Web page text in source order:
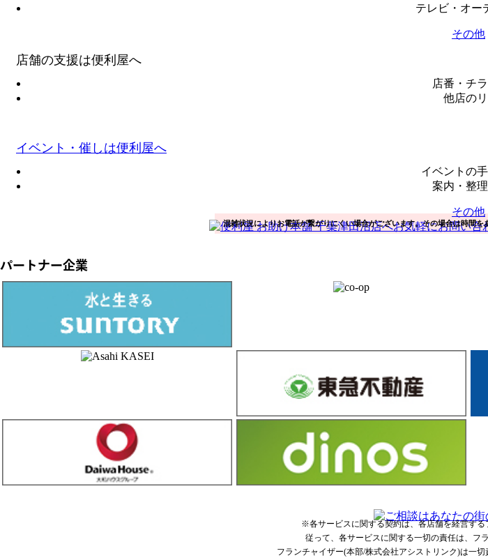
テレビ・オー
その他
店舗の支援は便利屋へ
店番・チ
他店の
イベント・催しは便利屋へ
イベントの
案内・整
その他
混雑状況によりお電話が繋がりにくい場合がございます。その場合は時間
パートナー企業
※各サービスに関する契約は、各店舗を経営する
従って、各サービスに関する一切の責任は、 フ
フランチャイザー(本部/株式会社アシストリンク)は一切